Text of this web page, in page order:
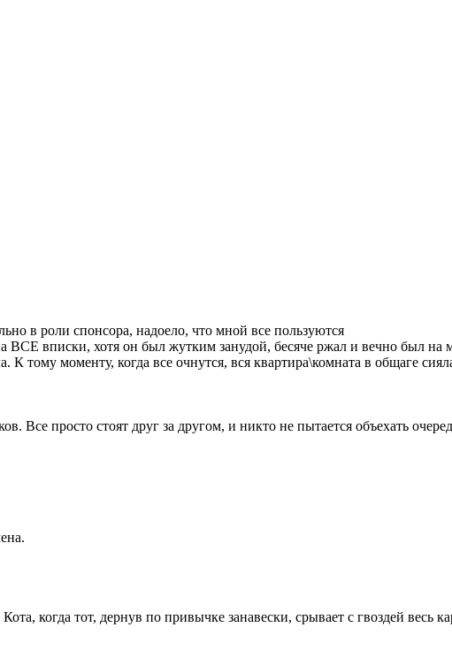
в роли спонсора, надоело, что мной все пользуются
вписки, хотя он был жутким занудой, бесяче ржал и вечно был на
тому моменту, когда все очнутся, вся квартира\комната в общаге
Все просто стоят друг за другом, и никто не пытается объехать
когда тот, дернув по привычке занавески, срывает с гвоздей весь